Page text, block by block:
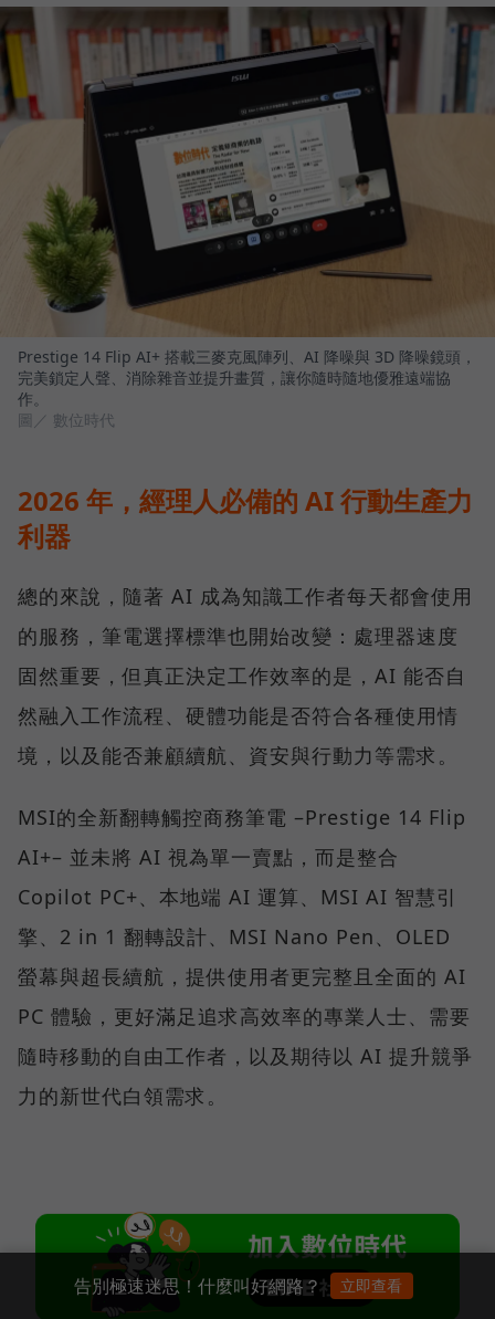
Prestige 14 Flip AI+ 搭載三麥克風陣列、AI 降噪與 3D 降噪鏡頭，
完美鎖定人聲、消除雜音並提升畫質，讓你隨時隨地優雅遠端協
作。
圖／ 數位時代
2026 年，經理人必備的 AI 行動生產力
利器
總的來說，隨著 AI 成為知識工作者每天都會使用
的服務，筆電選擇標準也開始改變：處理器速度
固然重要，但真正決定工作效率的是，AI 能否自
然融入工作流程、硬體功能是否符合各種使用情
境，以及能否兼顧續航、資安與行動力等需求。
MSI的全新翻轉觸控商務筆電 –Prestige 14 Flip
AI+– 並未將 AI 視為單一賣點，而是整合
Copilot PC+、本地端 AI 運算、MSI AI 智慧引
擎、2 in 1 翻轉設計、MSI Nano Pen、OLED
螢幕與超長續航，提供使用者更完整且全面的 AI
PC 體驗，更好滿足追求高效率的專業人士、需要
隨時移動的自由工作者，以及期待以 AI 提升競爭
力的新世代白領需求。
告別極速迷思！什麼叫好網路？ 立即查看